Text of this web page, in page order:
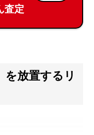
査定
を放置するリ